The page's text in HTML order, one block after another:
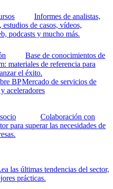
Informes de analistas,
de casos, vídeos,
podcasts y mucho más.
Base de conocimientos de
materiales de referencia para
el éxito.
BPMercado de servicios de
aceleradores
Colaboración con
para superar las necesidades de
las últimas tendencias del sector,
prácticas.